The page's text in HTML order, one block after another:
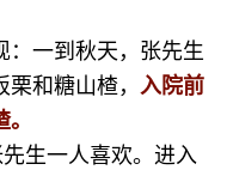
：一到秋天，张先生
和糖山楂， 入院前
生一人喜欢。进入